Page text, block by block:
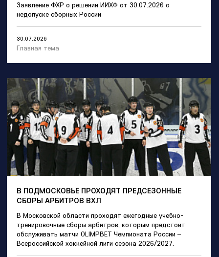
Заявление ФХР о решении ИИХФ от 30.07.2026 о
недопуске сборных России
30.07.2026
Главная тема
В ПОДМОСКОВЬЕ ПРОХОДЯТ ПРЕДСЕЗОННЫЕ
СБОРЫ АРБИТРОВ ВХЛ
В Московской области проходят ежегодные учебно-
тренировочные сборы арбитров, которым предстоит
обслуживать матчи OLIMPBET Чемпионата России –
Всероссийской хоккейной лиги сезона 2026/2027.